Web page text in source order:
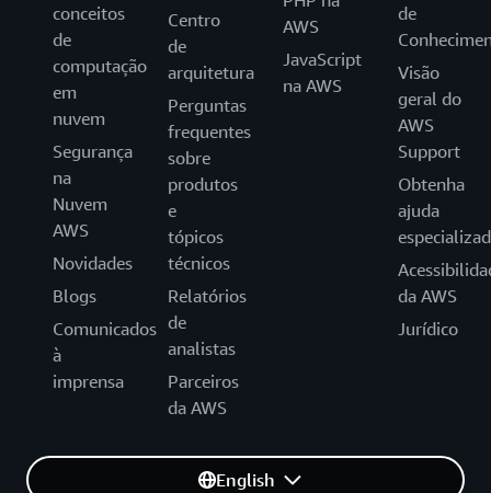
conceitos
de
computação
em
nuvem
Segurança
na
Nuvem
AWS
Novidades
Blogs
Comunicados
à
imprensa
Centro
de
arquitetura
Perguntas
frequentes
sobre
produtos
e
tópicos
técnicos
Relatórios
de
analistas
Parceiros
da AWS
AWS
JavaScript
na AWS
de
Visão
geral do
AWS
Support
Obtenha
ajuda
da AWS
Jurídico
English